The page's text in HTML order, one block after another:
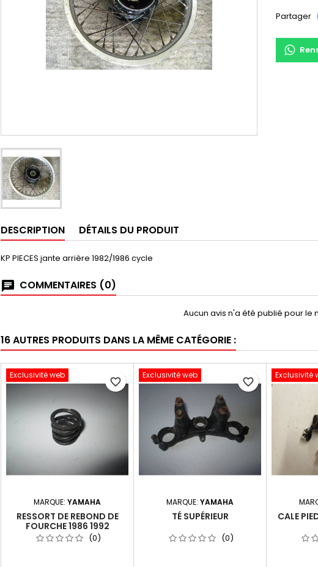
Partager
DESCRIPTION DÉTAILS DU PRODUIT
KP PIECES jante arrière 1982/1986 cycle
COMMENTAIRES (0)
Aucun avis n'a été publié pour le
16 AUTRES PRODUITS DANS LA MÊME CATÉGORIE :
Exclusivité web
MARQUE: YAMAHA
RESSORT DE REBOND DE
FOURCHE 1986 1992
(0)
favorite_border
Exclusivité web
MARQUE: YAMAHA
TÉ SUPÉRIEUR
(0)
favorite_border
Exclusivité
CALE